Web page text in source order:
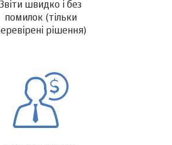
Звіти швидко і без
помилок (тільки
рішення)